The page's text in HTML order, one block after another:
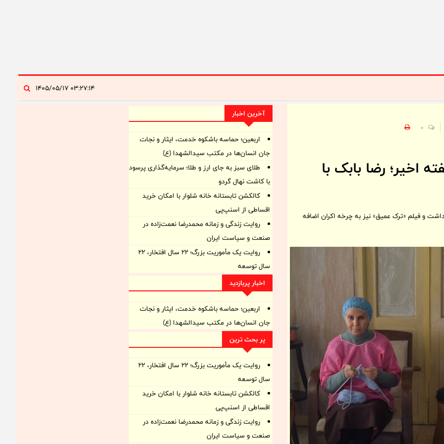
0
اخیر؛ رضا بابک با
و فیلم «ترک عمیق» نیز به چرخه اکران اضافه
آخرین اخبار
اربعین؛ حماسه باشکوه خدمت، ایثار و نجات
جان انسان‌ها در مکتب سیدالشهدا (ع)
طلای سبز به جای ارز و طلا؛ سرمایه‌گذاری پرسود
با کاشت نهال گردو
کالکشن تابستانه خانه شلوار با امکان خرید
اقساطی از اسنپ‌پی
روایت زندگی و زمانه‌ محمدرضا نعمت‌زاده در
صنعت و سیاست ایران
روایت یک مأموریت بزرگ؛ ۲۲ سال افتخار، ۲۲
سال توسعه
اخبار پربازدید
اربعین؛ حماسه باشکوه خدمت، ایثار و نجات
جان انسان‌ها در مکتب سیدالشهدا (ع)
پر بحث ترین
روایت یک مأموریت بزرگ؛ ۲۲ سال افتخار، ۲۲
سال توسعه
کالکشن تابستانه خانه شلوار با امکان خرید
اقساطی از اسنپ‌پی
روایت زندگی و زمانه‌ محمدرضا نعمت‌زاده در
صنعت و سیاست ایران